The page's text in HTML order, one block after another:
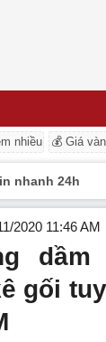
nhiều 💰 Giá
nhanh 24h
2020 11:46 AM
gối